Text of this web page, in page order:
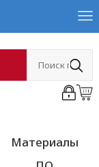
Материалы